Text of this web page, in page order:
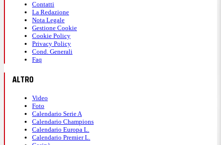
Contatti
La Redazione
Nota Legale
Gestione Cookie
Cookie Policy
Privacy Policy
Cond. Generali
Faq
ALTRO
Video
Foto
Calendario Serie A
Calendario Champions
Calendario Europa L.
Calendario Premier L.